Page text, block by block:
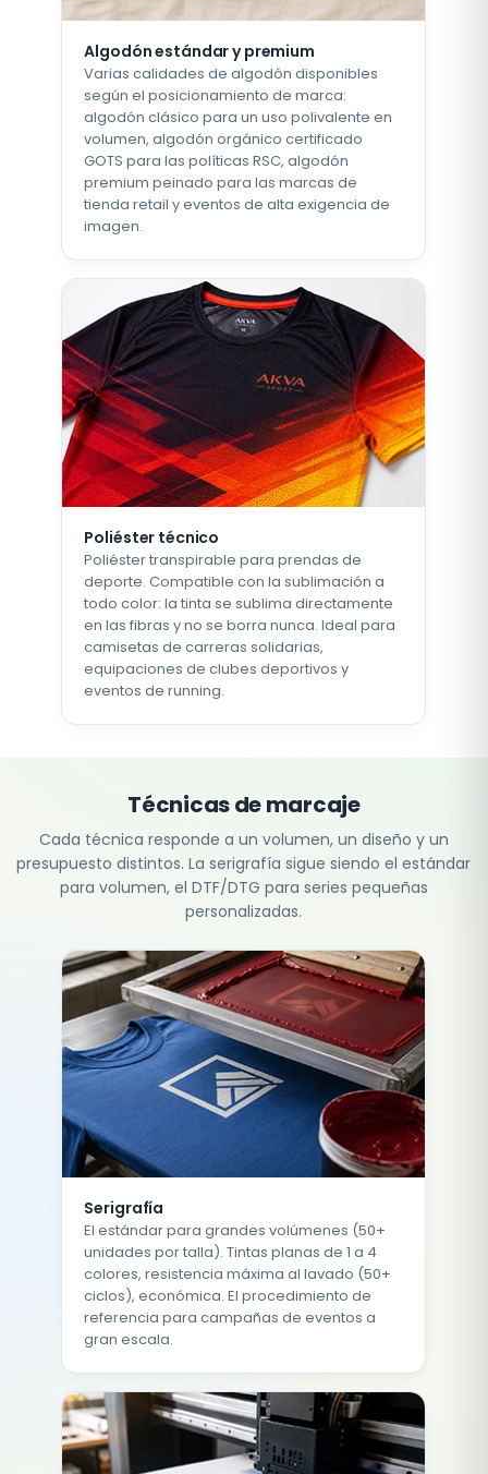
Algodón estándar y premium
Varias calidades de algodón disponibles
según el posicionamiento de marca:
algodón clásico para un uso polivalente en
volumen, algodón orgánico certificado
GOTS para las políticas RSC, algodón
premium peinado para las marcas de
tienda retail y eventos de alta exigencia de
imagen.
Poliéster técnico
Poliéster transpirable para prendas de
deporte. Compatible con la sublimación a
todo color: la tinta se sublima directamente
en las fibras y no se borra nunca. Ideal para
camisetas de carreras solidarias,
equipaciones de clubes deportivos y
eventos de running.
Técnicas de marcaje
Cada técnica responde a un volumen, un diseño y un
presupuesto distintos. La serigrafía sigue siendo el estándar
para volumen, el DTF/DTG para series pequeñas
personalizadas.
Serigrafía
El estándar para grandes volúmenes (50+
unidades por talla). Tintas planas de 1 a 4
colores, resistencia máxima al lavado (50+
ciclos), económica. El procedimiento de
referencia para campañas de eventos a
gran escala.